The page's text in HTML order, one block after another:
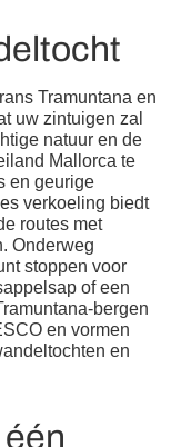
Tramuntana en
uw zintuigen zal
natuur en de
Mallorca te
en geurige
verkoeling biedt
routes met
Onderweg
stoppen voor
of een
bergen
en vormen
en